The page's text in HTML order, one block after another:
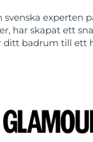
svenska experten
har skapat ett
ditt badrum till ett